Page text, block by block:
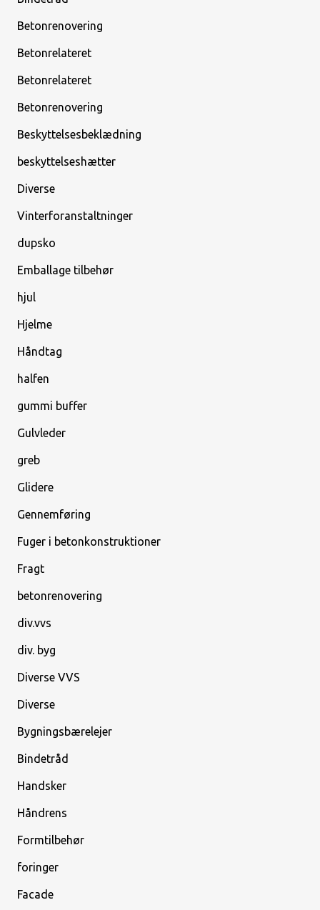
Betonrenovering
Betonrelateret
Betonrelateret
Betonrenovering
Beskyttelsesbeklædning
beskyttelseshætter
Diverse
Vinterforanstaltninger
dupsko
Emballage tilbehør
hjul
Hjelme
Håndtag
halfen
gummi buffer
Gulvleder
greb
Glidere
Gennemføring
Fuger i betonkonstruktioner
Fragt
betonrenovering
div.vvs
div. byg
Diverse VVS
Diverse
Bygningsbærelejer
Bindetråd
Handsker
Håndrens
Formtilbehør
foringer
Facade